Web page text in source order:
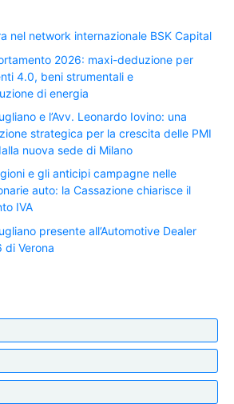
nel network internazionale BSK Capital
2026: maxi-deduzione per
4.0, beni strumentali e
di energia
e l’Avv. Leonardo Iovino: una
strategica per la crescita delle PMI
nuova sede di Milano
e gli anticipi campagne nelle
auto: la Cassazione chiarisce il
IVA
presente all’Automotive Dealer
di Verona